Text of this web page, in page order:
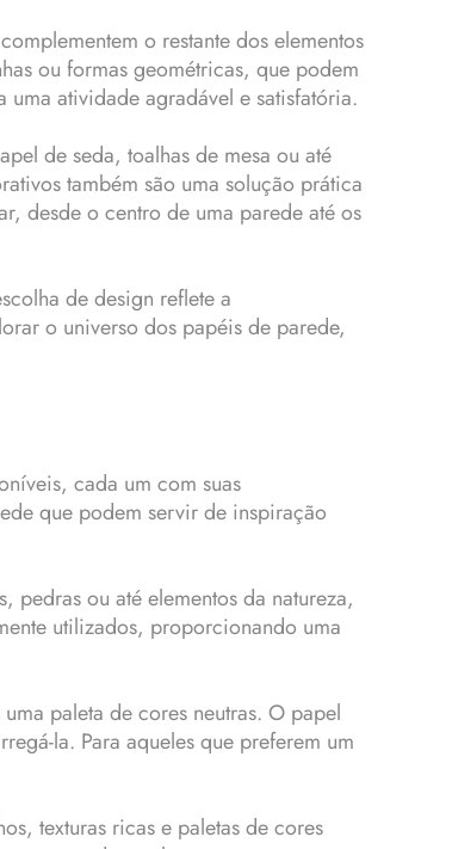
o restante dos elementos
ou formas geométricas, que podem
atividade agradável e satisfatória.
de seda, toalhas de mesa ou até
também são uma solução prática
desde o centro de uma parede até os
de design reflete a
o universo dos papéis de parede,
cada um com suas
que podem servir de inspiração
ou até elementos da natureza,
utilizados, proporcionando uma
paleta de cores neutras. O papel
la. Para aqueles que preferem um
texturas ricas e paletas de cores